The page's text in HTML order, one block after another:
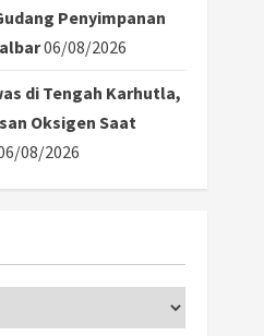
Penyimpanan
06/08/2026
di Tengah Karhutla,
Oksigen Saat
08/2026